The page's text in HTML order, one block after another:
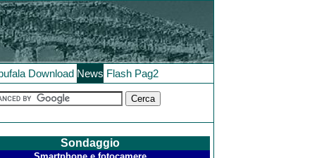
Download News Flash Pag2
Sondaggio